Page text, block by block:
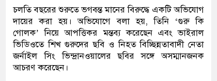
চলতি বছরের শুরুতে ভগবন্ত মানের বিরুদ্ধে একটি অভিযোগ
দায়ের করা হয়। অভিযোগে বলা হয়, তিনি ‘গুরু কি
গোলক’ নিয়ে আপত্তিকর মন্তব্য করেছেন এবং ভাইরাল
ভিডিওতে শিখ গুরুদের ছবি ও নিহত বিচ্ছিন্নতাবাদী নেতা
জর্নাইল সিং ভিন্দ্রানওয়ালের ছবির সঙ্গে অসম্মানজনক
আচরণ করেছেন।